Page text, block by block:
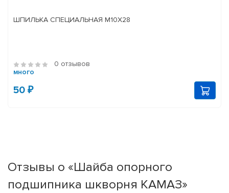
ШПИЛЬКА СПЕЦИАЛЬНАЯ М10Х28
0 отзывов
много
50 ₽
Отзывы о «Шайба опорного
подшипника шкворня КАМАЗ»